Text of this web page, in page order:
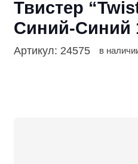
Твистер
Синий-Синий
Артикул: 24575 в